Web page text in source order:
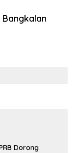
Dorong